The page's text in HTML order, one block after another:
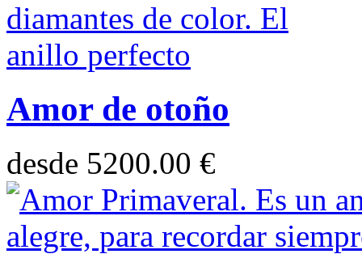
Amor de otoño
desde 5200.00 €